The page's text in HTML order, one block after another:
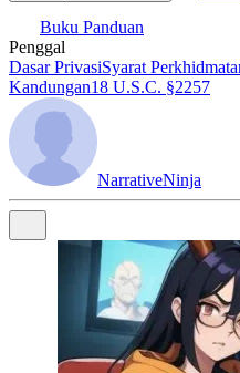
Buku Panduan
Penggal
Dasar PrivasiSyarat
Kandungan18 U.S.C. §2257
NarrativeNinja